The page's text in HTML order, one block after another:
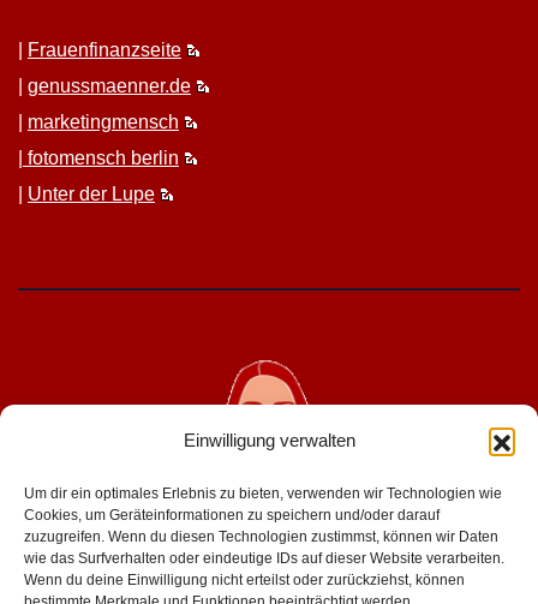
Einwilligung verwalten
Um dir ein optimales Erlebnis zu bieten, verwenden wir Technologien wie
Cookies, um Geräteinformationen zu speichern und/oder darauf
zuzugreifen. Wenn du diesen Technologien zustimmst, können wir Daten
wie das Surfverhalten oder eindeutige IDs auf dieser Website verarbeiten.
Wenn du deine Einwilligung nicht erteilst oder zurückziehst, können
Frauen­fi­nanz­seite
genussmaenner.de
mar­ket­ing­men­sch
fotomen­sch berlin
Unter der Lupe
geniesserinnen.de